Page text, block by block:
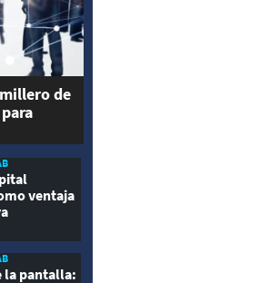
de
ventaja
la pantalla: